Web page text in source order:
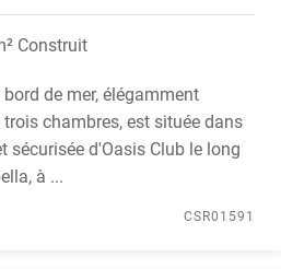
Construit
de mer, élégamment
chambres, est située dans
sécurisée d'Oasis Club le long
à ...
CSR01591